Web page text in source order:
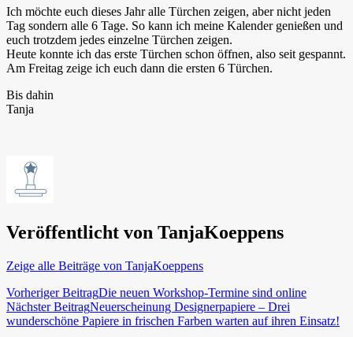
Ich möchte euch dieses Jahr alle Türchen zeigen, aber nicht jeden
Tag sondern alle 6 Tage. So kann ich meine Kalender genießen und
euch trotzdem jedes einzelne Türchen zeigen.
Heute konnte ich das erste Türchen schon öffnen, also seit gespannt.
Am Freitag zeige ich euch dann die ersten 6 Türchen.
Bis dahin
Tanja
Veröffentlicht von TanjaKoeppens
Zeige alle Beiträge von TanjaKoeppens
Beitragsnavigation
Vorheriger BeitragDie neuen Workshop-Termine sind online
Nächster BeitragNeuerscheinung Designerpapiere – Drei
wunderschöne Papiere in frischen Farben warten auf ihren Einsatz!